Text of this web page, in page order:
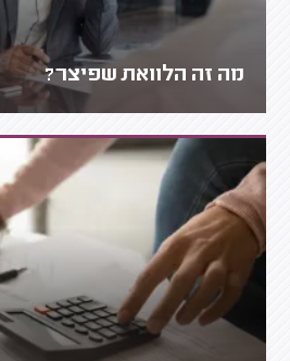
מה זה הלוואת שפיצר?